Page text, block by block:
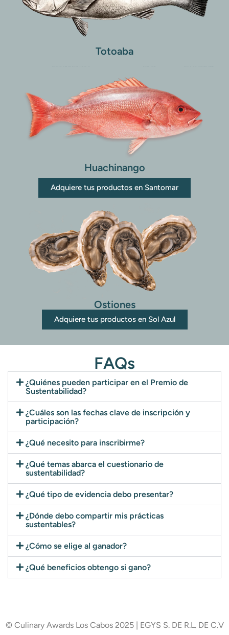
Totoaba
Huachinango
Adquiere tus productos en Santomar
Ostiones
Adquiere tus productos en Sol Azul
FAQs
¿Quiénes pueden participar en el Premio de
Sustentabilidad?
¿Cuáles son las fechas clave de inscripción y
participación?
¿Qué necesito para inscribirme?
¿Qué temas abarca el cuestionario de
sustentabilidad?
¿Qué tipo de evidencia debo presentar?
¿Dónde debo compartir mis prácticas
sustentables?
¿Cómo se elige al ganador?
¿Qué beneficios obtengo si gano?
© Culinary Awards Los Cabos 2025 | EGYS S. DE R.L. DE C.V